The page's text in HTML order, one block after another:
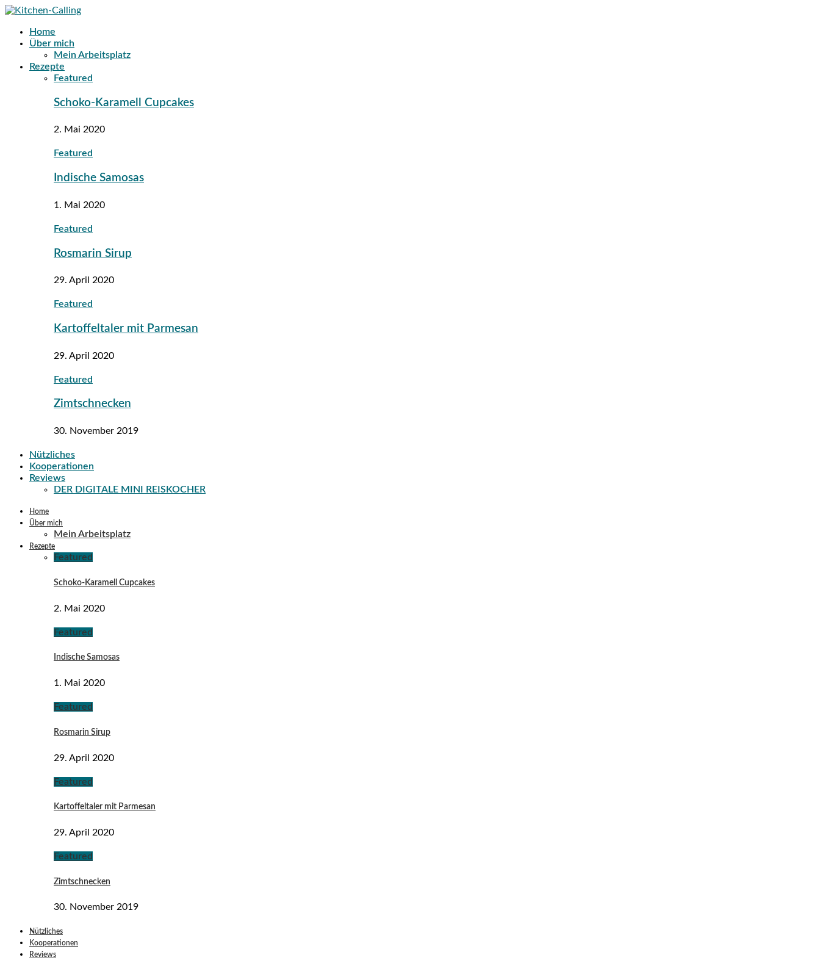
Home
Über mich
Mein Arbeitsplatz
Rezepte
Featured
Schoko-Karamell Cupcakes
2. Mai 2020
Featured
Indische Samosas
1. Mai 2020
Featured
Rosmarin Sirup
29. April 2020
Featured
Kartoffeltaler mit Parmesan
29. April 2020
Featured
Zimtschnecken
30. November 2019
Nützliches
Kooperationen
Reviews
DER DIGITALE MINI REISKOCHER
Home
Über mich
Mein Arbeitsplatz
Rezepte
Featured
Schoko-Karamell Cupcakes
2. Mai 2020
Featured
Indische Samosas
1. Mai 2020
Featured
Rosmarin Sirup
29. April 2020
Featured
Kartoffeltaler mit Parmesan
29. April 2020
Featured
Zimtschnecken
30. November 2019
Nützliches
Kooperationen
Reviews